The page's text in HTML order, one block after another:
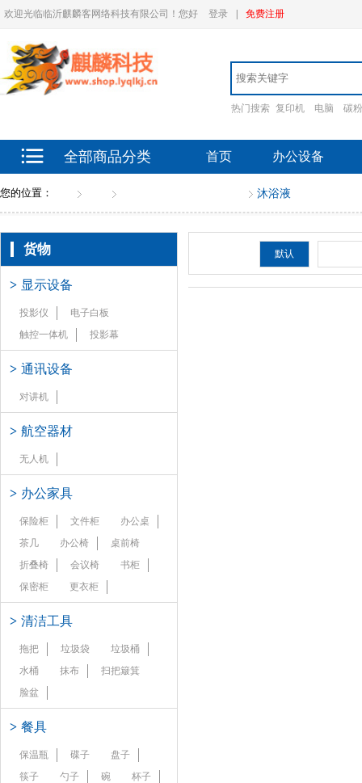
欢迎光临临沂麒麟客网络科技有限公司！您好 登录 免费注册
热门搜索 复印机 电脑 碳粉
全部商品分类 首页 办公设备
您的位置： 沐浴液
货物
> 显示设备
投影仪
电子白板
触控一体机
投影幕
> 通讯设备
对讲机
> 航空器材
无人机
> 办公家具
保险柜 文件柜
办公桌
茶几
办公椅
桌前椅
折叠椅
会议椅
书柜
保密柜
更衣柜
> 清洁工具
拖把 垃圾袋
垃圾桶
水桶
抹布
扫把簸箕
脸盆
> 餐具
保温瓶 碟子
盘子
筷子
勺子 碗 杯子
默认